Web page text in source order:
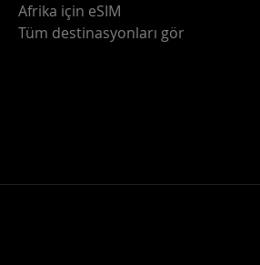
Afrika için eSIM
Tüm destinasyonları gör